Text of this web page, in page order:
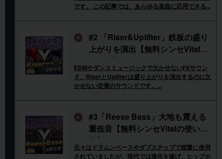
です。 この記事では、あらゆる楽曲に応用できる...
#2 「Riser&Uplifter」鉄板の盛り
上がりを演出【無料シンセVitalの
使い方】
EDMやダンスミュージックで欠かせないFXサウン
ド、RiserとUplifterは盛り上がりを演出するのに欠
かせない定番のサウンドです。...
#3「Reese Bass」大地も震える
重低音【無料シンセVitalの使い
方】
元々はドラムンベースやダブステップで頻繁に使用
されていましたが、現代では進化を遂げ、ヒップホ